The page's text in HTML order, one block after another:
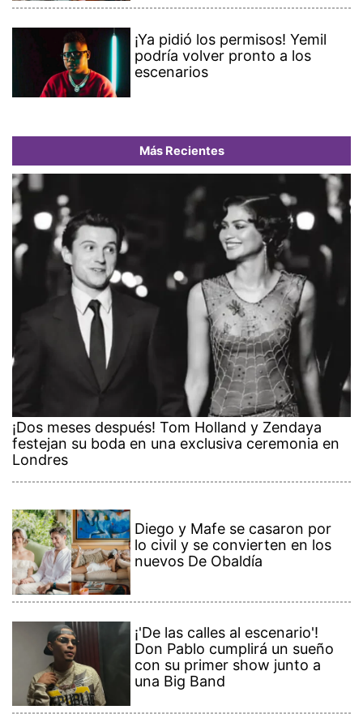
¡Ya pidió los permisos! Yemil
podría volver pronto a los
escenarios
Más Recientes
¡Dos meses después! Tom Holland y Zendaya
festejan su boda en una exclusiva ceremonia en
Londres
Diego y Mafe se casaron por
lo civil y se convierten en los
nuevos De Obaldía
¡'De las calles al escenario'!
Don Pablo cumplirá un sueño
con su primer show junto a
una Big Band